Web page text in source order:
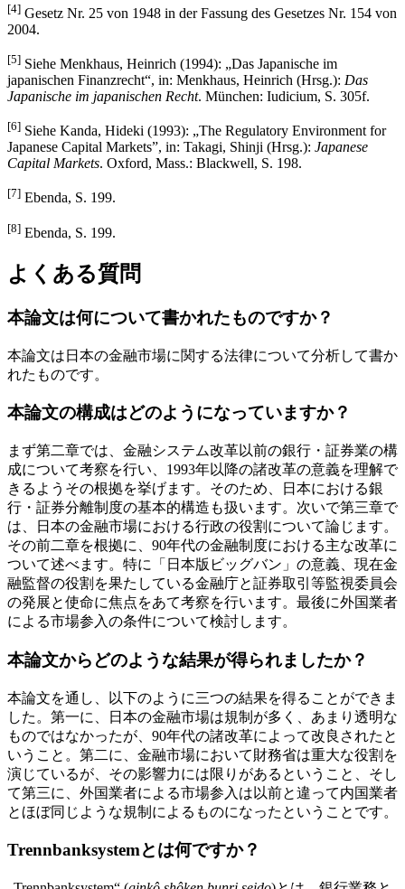
[4] Gesetz Nr. 25 von 1948 in der Fassung des Gesetzes Nr. 154 von
2004.
[5] Siehe Menkhaus, Heinrich (1994): „Das Japanische im
japanischen Finanzrecht“, in: Menkhaus, Heinrich (Hrsg.): Das
Japanische im japanischen Recht. München: Iudicium, S. 305f.
[6] Siehe Kanda, Hideki (1993): „The Regulatory Environment for
Japanese Capital Markets”, in: Takagi, Shinji (Hrsg.): Japanese
Capital Markets. Oxford, Mass.: Blackwell, S. 198.
[7] Ebenda, S. 199.
[8] Ebenda, S. 199.
よくある質問
本論文は何について書かれたものですか？
本論文は日本の金融市場に関する法律について分析して書か
れたものです。
本論文の構成はどのようになっていますか？
まず第二章では、金融システム改革以前の銀行・証券業の構
成について考察を行い、1993年以降の諸改革の意義を理解で
きるようその根拠を挙げます。そのため、日本における銀
行・証券分離制度の基本的構造も扱います。次いで第三章で
は、日本の金融市場における行政の役割について論じます。
その前二章を根拠に、90年代の金融制度における主な改革に
ついて述べます。特に「日本版ビッグバン」の意義、現在金
融監督の役割を果たしている金融庁と証券取引等監視委員会
の発展と使命に焦点をあて考察を行います。最後に外国業者
による市場参入の条件について検討します。
本論文からどのような結果が得られましたか？
本論文を通し、以下のように三つの結果を得ることができま
した。第一に、日本の金融市場は規制が多く、あまり透明な
ものではなかったが、90年代の諸改革によって改良されたと
いうこと。第二に、金融市場において財務省は重大な役割を
演じているが、その影響力には限りがあるということ、そし
て第三に、外国業者による市場参入は以前と違って内国業者
とほぼ同じような規制によるものになったということです。
Trennbanksystemとは何ですか？